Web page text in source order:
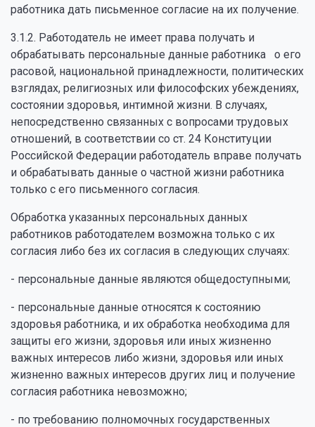
работника дать письменное согласие на их получение.
3.1.2. Работодатель не имеет права получать и
обрабатывать персональные данные работника о его
расовой, национальной принадлежности, политических
взглядах, религиозных или философских убеждениях,
состоянии здоровья, интимной жизни. В случаях,
непосредственно связанных с вопросами трудовых
отношений, в соответствии со ст. 24 Конституции
Российской Федерации работодатель вправе получать
и обрабатывать данные о частной жизни работника
только с его письменного согласия.
Обработка указанных персональных данных
работников работодателем возможна только с их
согласия либо без их согласия в следующих случаях:
- персональные данные являются общедоступными;
- персональные данные относятся к состоянию
здоровья работника, и их обработка необходима для
защиты его жизни, здоровья или иных жизненно
важных интересов либо жизни, здоровья или иных
жизненно важных интересов других лиц и получение
согласия работника невозможно;
- по требованию полномочных государственных